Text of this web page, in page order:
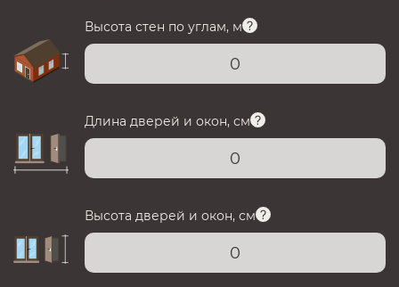
Высота стен по углам, м
Длина дверей и окон, см
Высота дверей и окон, см